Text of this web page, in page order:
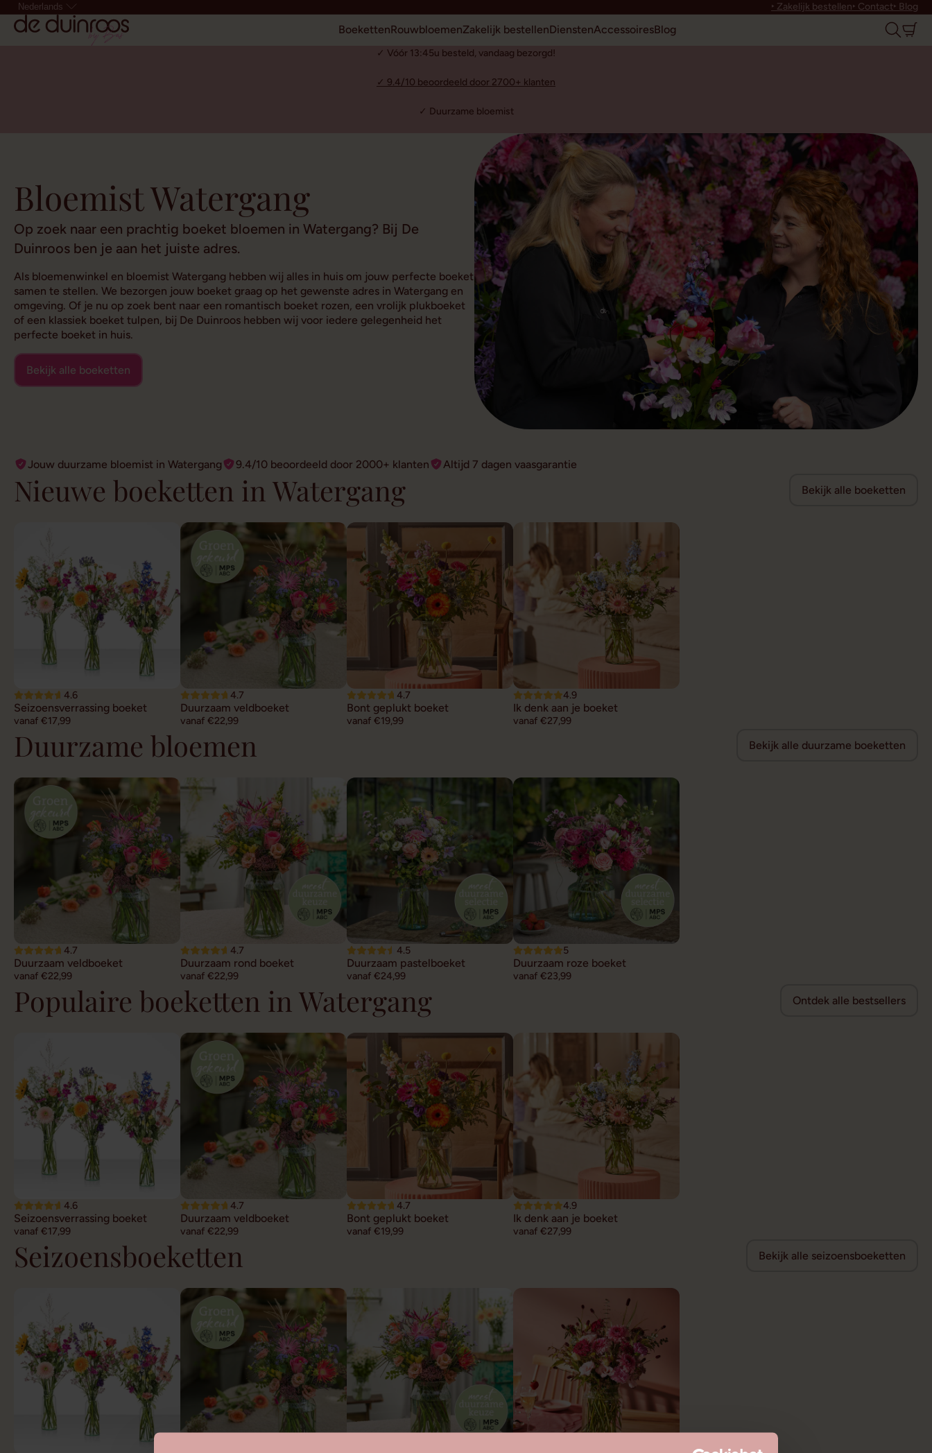
Nederlands ‣ Zakelijk bestellen‣ Contact‣ Blog
BoekettenRouwbloemenZakelijk bestellenDienstenAccessoiresBlog
✓ Vóór 13:45u besteld, vandaag bezorgd!
✓ 9.4/10 beoordeeld door 2700+ klanten
✓ Duurzame bloemist
Bloemist Watergang
Op zoek naar een prachtig boeket bloemen in Watergang? Bij De
Duinroos ben je aan het juiste adres.
Als bloemenwinkel en bloemist Watergang hebben wij alles in huis om jouw perfecte boeket
samen te stellen. We bezorgen jouw boeket graag op het gewenste adres in Watergang en
omgeving. Of je nu op zoek bent naar een romantisch boeket rozen, een vrolijk plukboeket
of een klassiek boeket tulpen, bij De Duinroos hebben wij voor iedere gelegenheid het
perfecte boeket in huis.
Bekijk alle boeketten
Jouw duurzame bloemist in Watergang 9.4/10 beoordeeld door 2000+ klanten Altijd 7 dagen vaasgarantie
Nieuwe boeketten in Watergang Bekijk alle boeketten
4.6
Seizoensverrassing boeket
vanaf €17,99
4.7
Duurzaam veldboeket
vanaf €22,99
4.7
Bont geplukt boeket
vanaf €19,99
4.9
Ik denk aan je boeket
vanaf €27,99
Duurzame bloemen Bekijk alle duurzame boeketten
4.7
Duurzaam veldboeket
vanaf €22,99
4.7
Duurzaam rond boeket
vanaf €22,99
4.5
Duurzaam pastelboeket
vanaf €24,99
5
Duurzaam roze boeket
vanaf €23,99
Populaire boeketten in Watergang Ontdek alle bestsellers
4.6
Seizoensverrassing boeket
vanaf €17,99
4.7
Duurzaam veldboeket
vanaf €22,99
4.7
Bont geplukt boeket
vanaf €19,99
4.9
Ik denk aan je boeket
vanaf €27,99
Seizoensboeketten Bekijk alle seizoensboeketten